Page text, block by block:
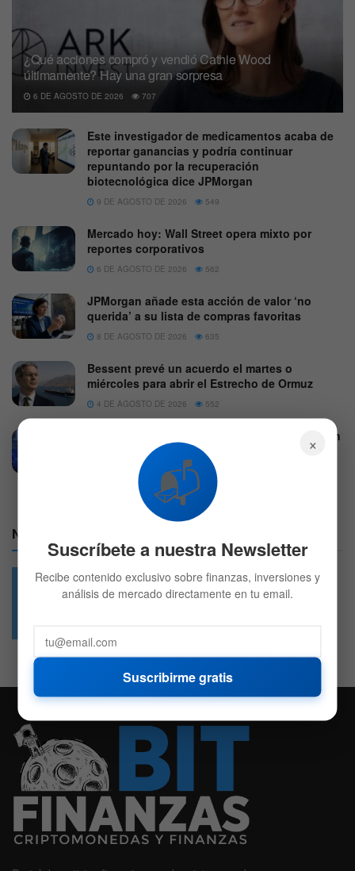
¿Qué acciones compró y vendió Cathie Wood
últimamente? Hay una gran sorpresa
6 DE AGOSTO DE 2026 707
Este investigador de medicamentos acaba de
reportar ganancias y podría continuar
repuntando por la recuperación
biotecnológica dice JPMorgan
9 DE AGOSTO DE 2026 549
Mercado hoy: Wall Street opera mixto por
reportes corporativos
6 DE AGOSTO DE 2026 562
JPMorgan añade esta acción de valor ‘no
querida’ a su lista de compras favoritas
8 DE AGOSTO DE 2026 635
Bessent prevé un acuerdo el martes o
miércoles para abrir el Estrecho de Ormuz
4 DE AGOSTO DE 2026 552
Michael Burry anticipa un colapso histórico en
5 DE AGOSTO DE 2026 863
Nuestras Redes:
×
📬
Suscríbete a nuestra Newsletter
Recibe contenido exclusivo sobre finanzas, inversiones y
análisis de mercado directamente en tu email.
Suscribirme gratis